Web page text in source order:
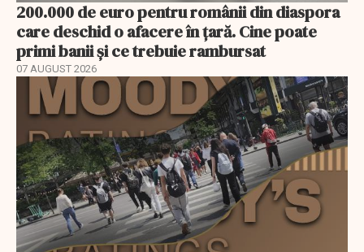
200.000 de euro pentru românii din diaspora
care deschid o afacere în țară. Cine poate
primi banii și ce trebuie rambursat
07 AUGUST 2026